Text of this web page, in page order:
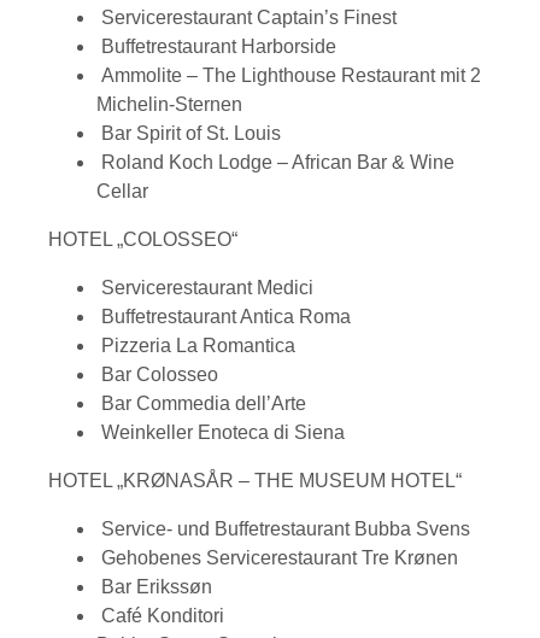
Servicerestaurant Captain’s Finest
Buffetrestaurant Harborside
Ammolite – The Lighthouse Restaurant mit 2
Michelin-Sternen
Bar Spirit of St. Louis
Roland Koch Lodge – African Bar & Wine
Cellar
HOTEL „COLOSSEO“
Servicerestaurant Medici
Buffetrestaurant Antica Roma
Pizzeria La Romantica
Bar Colosseo
Bar Commedia dell’Arte
Weinkeller Enoteca di Siena
HOTEL „KRØNASÅR – THE MUSEUM HOTEL“
Service- und Buffetrestaurant Bubba Svens
Gehobenes Servicerestaurant Tre Krønen
Bar Erikssøn
Café Konditori